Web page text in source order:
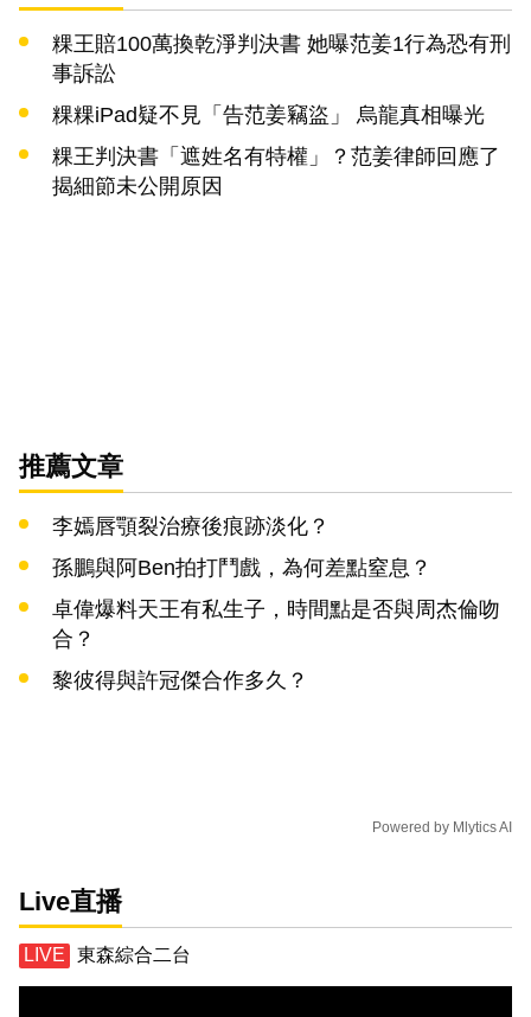
粿王賠100萬換乾淨判決書 她曝范姜1行為恐有刑
事訴訟
粿粿iPad疑不見「告范姜竊盜」 烏龍真相曝光
粿王判決書「遮姓名有特權」？范姜律師回應了
揭細節未公開原因
推薦文章
李嫣唇顎裂治療後痕跡淡化？
孫鵬與阿Ben拍打鬥戲，為何差點窒息？
卓偉爆料天王有私生子，時間點是否與周杰倫吻
合？
黎彼得與許冠傑合作多久？
Powered by Mlytics AI
Live直播
東森綜合二台